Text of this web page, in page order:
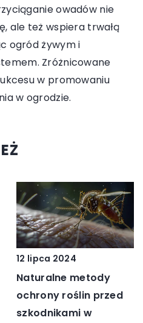
owadów nie
ale też wspiera trwałą
ogród żywym i
Zróżnicowane
w promowaniu
w ogrodzie.
12 lipca 2024
Naturalne metody
ochrony roślin przed
szkodnikami w